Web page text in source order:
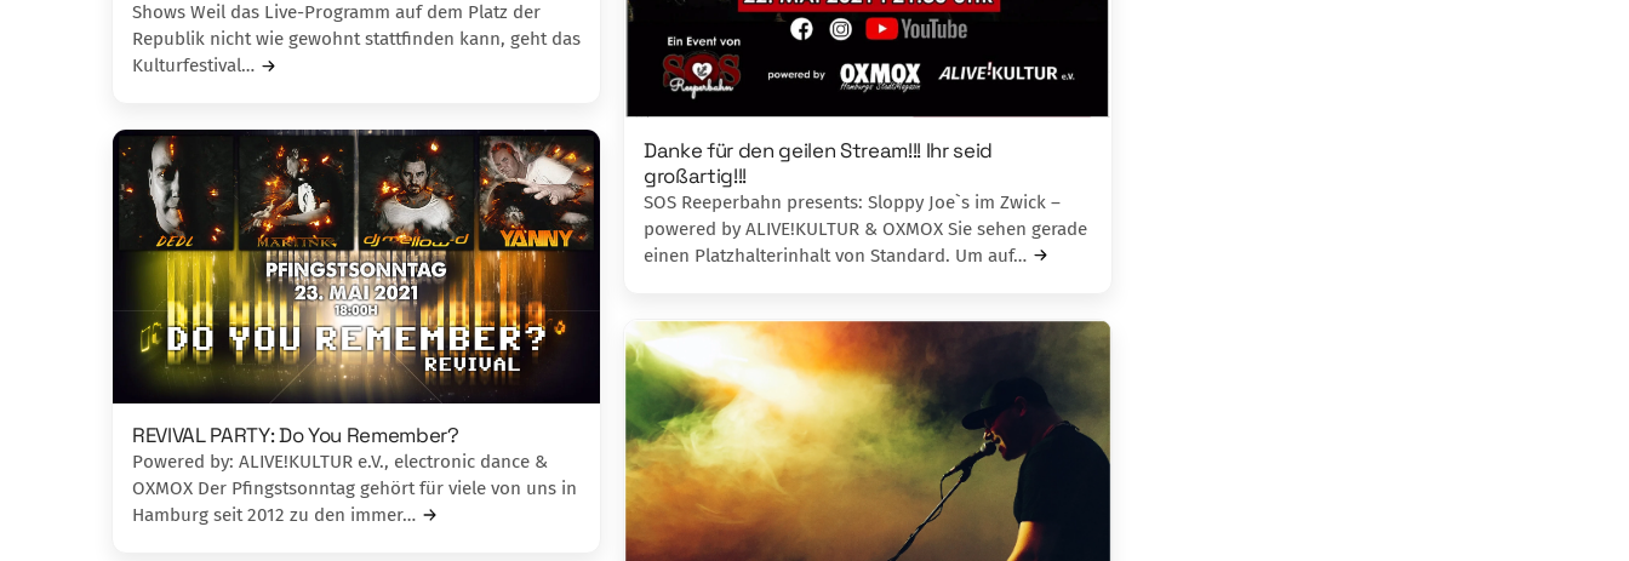
Shows Weil das Live-Programm auf dem Platz der
Republik nicht wie gewohnt stattfinden kann, geht das
Kulturfestival…
Danke für den geilen Stream!!! Ihr seid
großartig!!!
SOS Reeperbahn presents: Sloppy Joe`s im Zwick –
powered by ALIVE!KULTUR & OXMOX Sie sehen gerade
einen Platzhalterinhalt von Standard. Um auf…
REVIVAL PARTY: Do You Remember?
Powered by: ALIVE!KULTUR e.V., electronic dance &
OXMOX Der Pfingstsonntag gehört für viele von uns in
Hamburg seit 2012 zu den immer…